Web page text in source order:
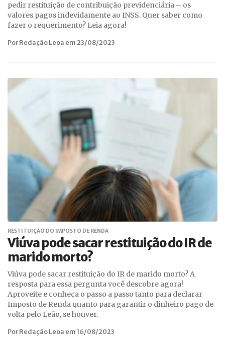
pedir restituição de contribuição previdenciária – os
valores pagos indevidamente ao INSS. Quer saber como
fazer o requerimento? Leia agora!
Por Redação Leoa em 23/08/2023
RESTITUIÇÃO DO IMPOSTO DE RENDA
Viúva pode sacar restituição do IR de
marido morto?
Viúva pode sacar restituição do IR de marido morto? A
resposta para essa pergunta você descobre agora!
Aproveite e conheça o passo a passo tanto para declarar
Imposto de Renda quanto para garantir o dinheiro pago de
volta pelo Leão, se houver.
Por Redação Leoa em 16/08/2023